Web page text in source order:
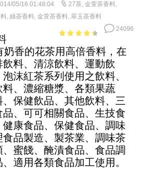
05/16 01:48:04 27茶, 金萱茶香料,
, 綠茶香料, 金萱茶香料, 翠玉茶香料
24096
of 5
奶香的花茶用高倍香料，在
料、清涼飲料、運動飲
沫紅茶系列使用之飲料、
、濃縮糖漿、各類果蔬
保健飲品、其他飲料、三
、可可相關食品、生技食
康食品、保健食品、調味
品製造、製茶業、調味茶
蜜餞、醃漬食品、食品調
適用各類食品加工使用。